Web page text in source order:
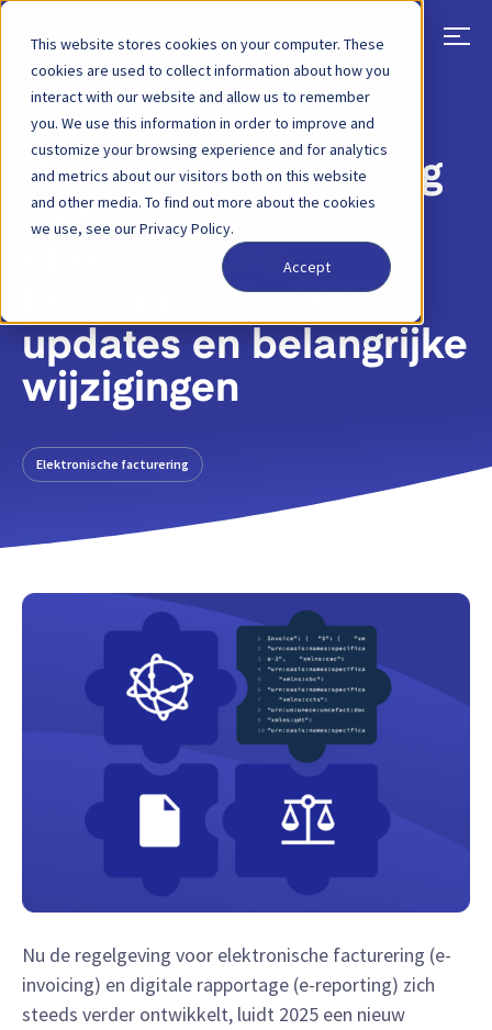
This website stores cookies on your computer. These
cookies are used to collect information about how you
interact with our website and allow us to remember
you. We use this information in order to improve and
customize your browsing experience and for analytics
and metrics about our visitors both on this website
and other media. To find out more about the cookies
we use, see our Privacy Policy.
Accept
TERUG BLOGBERICHT 29 JANUARI 2025
Wereldwijde naleving
van de regels voor
elektronische
facturering in 2025:
updates en belangrijke
wijzigingen
Elektronische facturering
Nu de regelgeving voor elektronische facturering (e-
invoicing) en digitale rapportage (e-reporting) zich
steeds verder ontwikkelt, luidt 2025 een nieuw